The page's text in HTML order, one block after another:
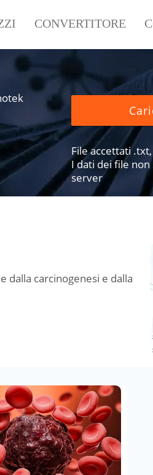
CONVERTITORE
File accettati
I dati dei file
server
dalla carcinogenesi e dalla